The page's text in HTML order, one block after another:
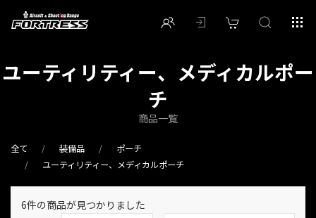
ユーティリティー、メディカルポー
チ
商品一覧
全て 装備品
ポーチ
ユーティリティー、メディカルポーチ
6件の商品が見つかりました